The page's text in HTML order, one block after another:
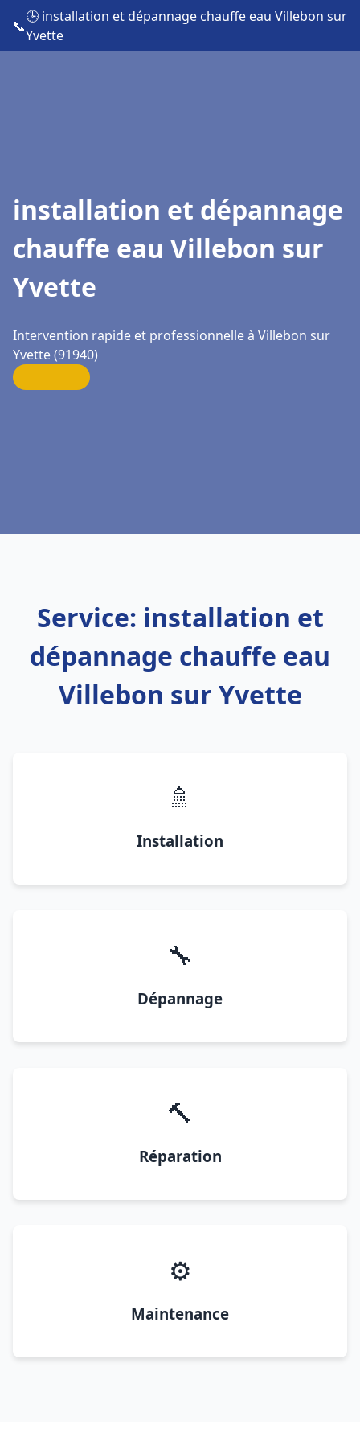
📞
🕒 installation et dépannage chauffe eau Villebon sur
Yvette
installation et dépannage
chauffe eau Villebon sur
Yvette
Intervention rapide et professionnelle à Villebon sur
Yvette (91940)
Service: installation et
dépannage chauffe eau
Villebon sur Yvette
🚿
Installation
🔧
Dépannage
🔨
Réparation
⚙️
Maintenance